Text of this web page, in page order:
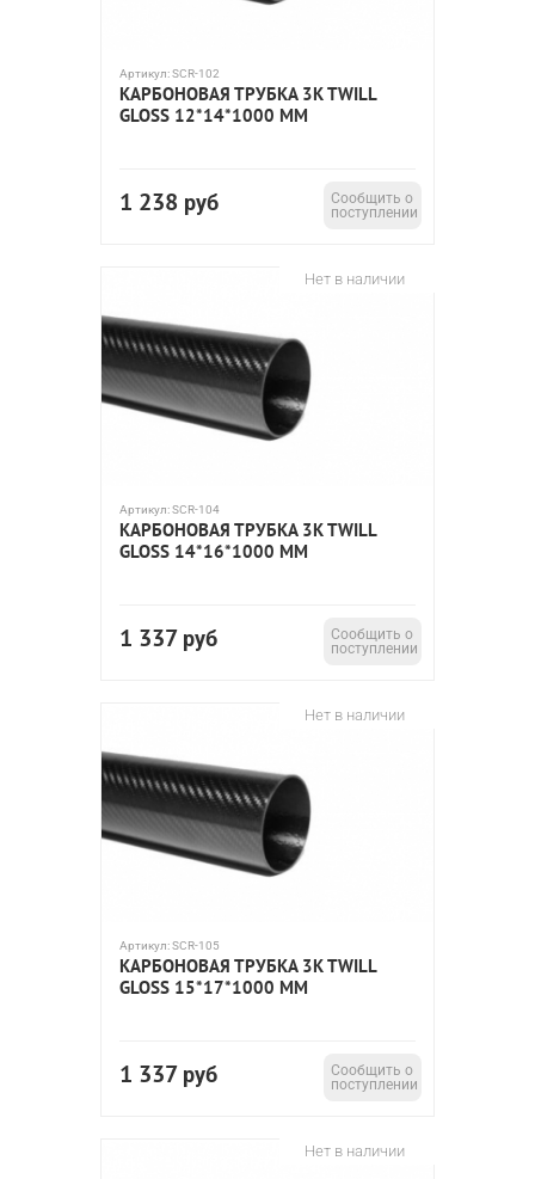
Артикул:SCR-102
КАРБОНОВАЯ ТРУБКА 3K TWILL
GLOSS 12*14*1000 ММ
1 238 руб
Сообщить о
поступлении
Нет в наличии
Артикул:SCR-104
КАРБОНОВАЯ ТРУБКА 3K TWILL
GLOSS 14*16*1000 ММ
1 337 руб
Сообщить о
поступлении
Нет в наличии
Артикул:SCR-105
КАРБОНОВАЯ ТРУБКА 3K TWILL
GLOSS 15*17*1000 ММ
1 337 руб
Сообщить о
поступлении
Нет в наличии